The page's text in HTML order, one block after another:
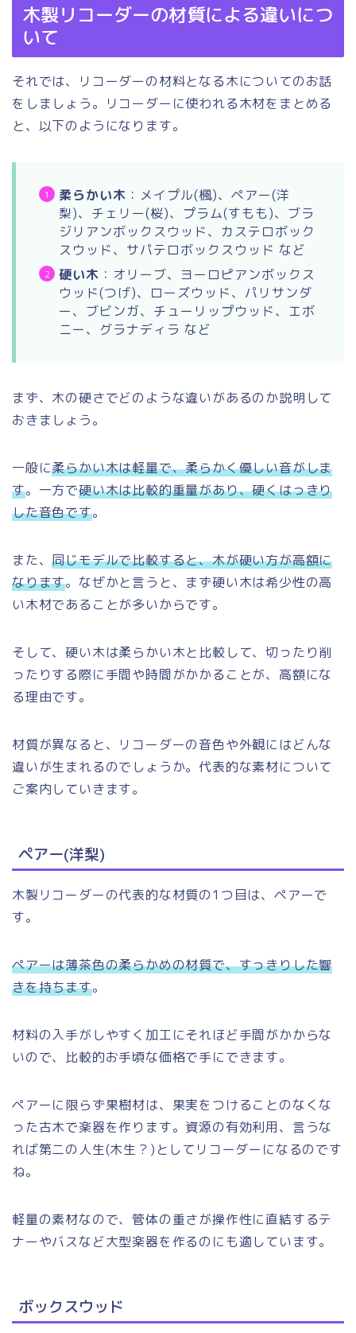
木製リコーダーの材質による違いにつ
いて
それでは、リコーダーの材料となる木についてのお話
をしましょう。リコーダーに使われる木材をまとめる
と、以下のようになります。
柔らかい木 ：メイプル(楓)、ペアー(洋
梨)、チェリー(桜)、プラム(すもも)、ブラ
ジリアンボックスウッド、カステロボック
スウッド、サパテロボックスウッド など
硬い木 ：オリーブ、ヨーロピアンボックス
ウッド(つげ)、ローズウッド、パリサンダ
ー、ブビンガ、チューリップウッド、エボ
ニー、グラナディラ など
まず、木の硬さでどのような違いがあるのか説明して
おきましょう。
一般に柔らかい木は軽量で、柔らかく優しい音がしま
す。一方で硬い木は比較的重量があり、硬くはっきり
した音色です。
また、同じモデルで比較すると、木が硬い方が高額に
なります。なぜかと言うと、まず硬い木は希少性の高
い木材であることが多いからです。
そして、硬い木は柔らかい木と比較して、切ったり削
ったりする際に手間や時間がかかることが、高額にな
る理由です。
材質が異なると、リコーダーの音色や外観にはどんな
違いが生まれるのでしょうか。代表的な素材について
ご案内していきます。
ペアー(洋梨)
木製リコーダーの代表的な材質の1つ目は、ペアーで
す。
ペアーは薄茶色の柔らかめの材質で、すっきりした響
きを持ちます。
材料の入手がしやすく加工にそれほど手間がかからな
いので、比較的お手頃な価格で手にできます。
ペアーに限らず果樹材は、果実をつけることのなくな
った古木で楽器を作ります。資源の有効利用、言うな
れば第二の人生(木生？)としてリコーダーになるのです
ね。
軽量の素材なので、管体の重さが操作性に直結するテ
ナーやバスなど大型楽器を作るのにも適しています。
ボックスウッド